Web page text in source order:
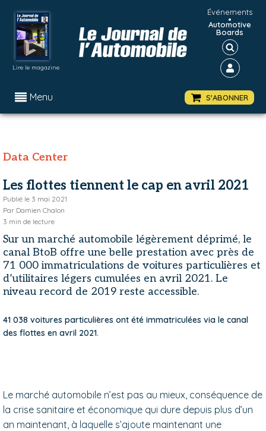
Lire le magazine
Événements
•
Automotive
Boards
Menu S'ABONNER
Data Center
Les flottes tiennent le cap en avril 2021
Publié le 3 mai 2021
Par Damien Chalon
3 min de lecture
Sur un marché automobile légèrement déprimé, le
canal BtoB offre une belle prestation avec près de
71 000 immatriculations de voitures particulières et
d’utilitaires légers cumulées en avril 2021. Le
niveau record de 2019 reste accessible.
41 038 voitures particulières ont été immatriculées via le canal
des flottes en avril 2021.
Le marché automobile n’est pas au mieux, conséquence de
la crise sanitaire et économique qui dure depuis plus d’un
an maintenant, à laquelle s’ajoute maintenant une